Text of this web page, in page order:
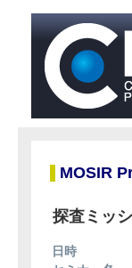
MOSIR
探査ミッ
日時